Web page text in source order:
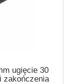
ugięcie 30
zakończenia